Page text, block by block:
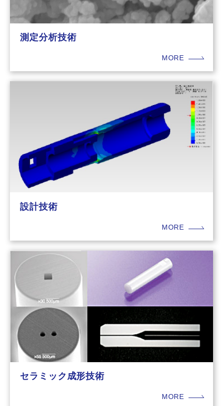
測定分析技術
MORE
設計技術
MORE
セラミック成形技術
MORE